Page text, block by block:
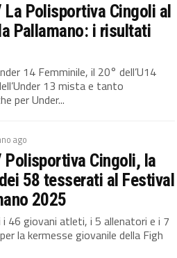
La Polisportiva Cingoli al
Pallamano: i risultati
14 Femminile, il 20° dell’U14
13 mista e tanto
per Under...
ago
Polisportiva Cingoli, la
58 tesserati al Festival
2025
46 giovani atleti, i 5 allenatori e i 7
la kermesse giovanile della Figh